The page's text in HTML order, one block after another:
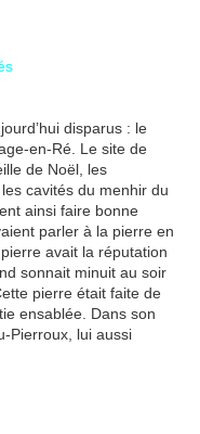
disparus : le
en-Ré. Le site de
de Noël, les
cavités du menhir du
ainsi faire bonne
parler à la pierre en
pierre avait la réputation
sonnait minuit au soir
pierre était faite de
ensablée. Dans son
Pierroux, lui aussi